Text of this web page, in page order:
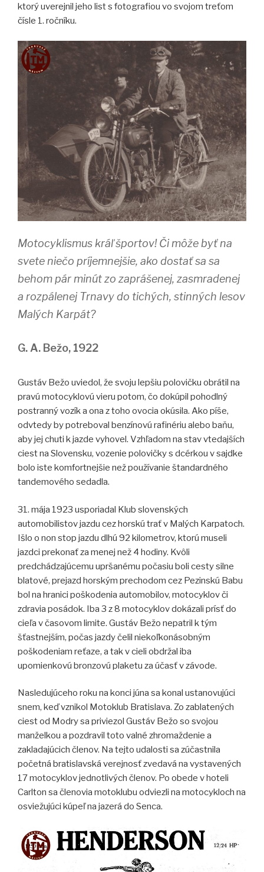
ktorý uverejnil jeho list s fotografiou vo svojom treťom
čísle 1. ročníku.
Motocyklismus kráľ športov! Či môže byť na
svete niečo príjemnejšie, ako dostať sa sa
behom pár minút zo zaprášenej, zasmradenej
a rozpálenej Trnavy do tichých, stinných lesov
Malých Karpát?
G. A. Bežo, 1922
Gustáv Bežo uviedol, že svoju lepšiu polovičku obrátil na
pravú motocyklovú vieru potom, čo dokúpil pohodlný
postranný vozík a ona z toho ovocia okúsila. Ako píše,
odvtedy by potreboval benzínovú rafinériu alebo baňu,
aby jej chuti k jazde vyhovel. Vzhľadom na stav vtedajších
ciest na Slovensku, vozenie polovičky s dcérkou v sajdke
bolo iste komfortnejšie než používanie štandardného
tandemového sedadla.
31. mája 1923 usporiadal Klub slovenských
automobilistov jazdu cez horskú trať v Malých Karpatoch.
Išlo o non stop jazdu dlhú 92 kilometrov, ktorú museli
jazdci prekonať za menej než 4 hodiny. Kvôli
predchádzajúcemu upršanému počasiu boli cesty silne
blatové, prejazd horským prechodom cez Pezinskú Babu
bol na hranici poškodenia automobilov, motocyklov či
zdravia posádok. Iba 3 z 8 motocyklov dokázali prísť do
cieľa v časovom limite. Gustáv Bežo nepatril k tým
šťastnejším, počas jazdy čelil niekoľkonásobným
poškodeniam reťaze, a tak v cieli obdržal iba
upomienkovú bronzovú plaketu za účasť v závode.
Nasledujúceho roku na konci júna sa konal ustanovujúci
snem, keď vznikol Motoklub Bratislava. Zo zablatených
ciest od Modry sa priviezol Gustáv Bežo so svojou
manželkou a pozdravil toto valné zhromaždenie a
zakladajúcich členov. Na tejto udalosti sa zúčastnila
početná bratislavská verejnosť zvedavá na vystavených
17 motocyklov jednotlivých členov. Po obede v hoteli
Carlton sa členovia motoklubu odviezli na motocykloch na
osviežujúci kúpeľ na jazerá do Senca.